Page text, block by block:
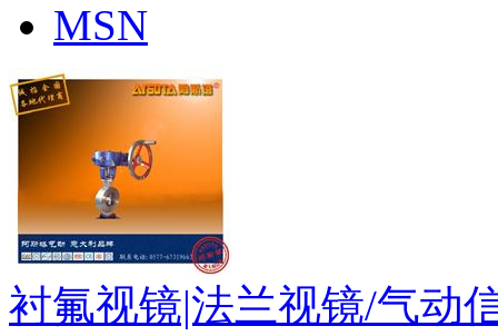
MSN
衬氟视镜|法兰视镜/气动